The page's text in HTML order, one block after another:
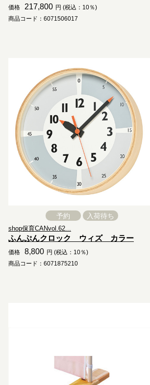
価格 217,800 円 (税込：10％)
商品コード：6071506017
予約 入荷待ち
shop保育CANvol.62...
ふんぷんクロック ウィズ カラー
価格 8,800 円 (税込：10％)
商品コード：6071875210